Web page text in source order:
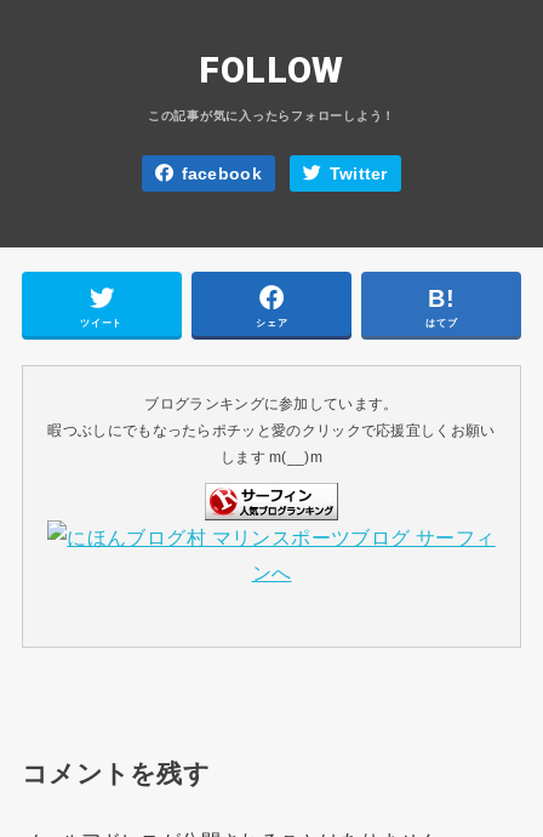
FOLLOW
facebook Twitter
ツイート シェア はてブ
ブログランキングに参加しています。
暇つぶしにでもなったらポチッと愛のクリックで応援宜しくお願い
します m(__)m
コメントを残す